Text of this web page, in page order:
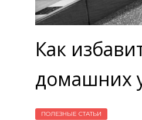
Как
домашних
ПОЛЕЗНЫЕ СТАТЬИ